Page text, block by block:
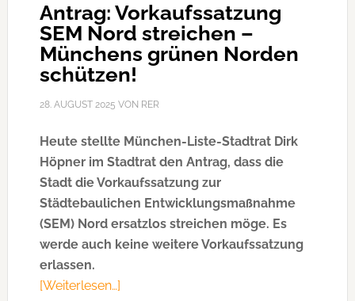
Antrag: Vorkaufssatzung
SEM Nord streichen –
Münchens grünen Norden
schützen!
28. AUGUST 2025 VON RER
Heute stellte München-Liste-Stadtrat Dirk
Höpner im Stadtrat den Antrag, dass die
Stadt die Vorkaufssatzung zur
Städtebaulichen Entwicklungsmaßnahme
(SEM) Nord ersatzlos streichen möge. Es
werde auch keine weitere Vorkaufssatzung
erlassen.
[Weiterlesen…]